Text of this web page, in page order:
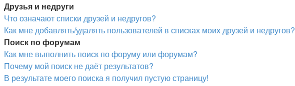
Друзья и недруги
Что означают списки друзей и недругов?
Как мне добавлять/удалять пользователей в списках моих друзей и недругов?
Поиск по форумам
Как мне выполнить поиск по форуму или форумам?
Почему мой поиск не даёт результатов?
В результате моего поиска я получил пустую страницу!